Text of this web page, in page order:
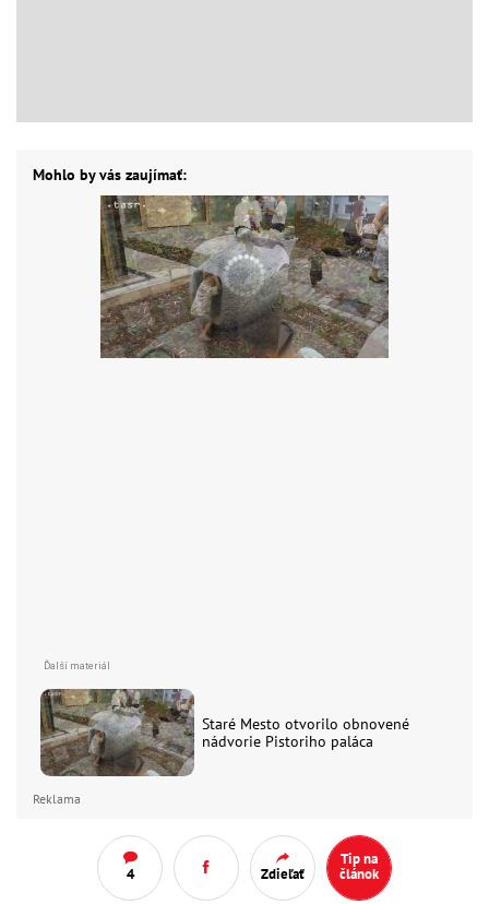
Mohlo by vás zaujímať:
Staré Mesto otvorilo obnovené
nádvorie Pistoriho paláca
Reklama
4 Zdieľať
Tip na
článok